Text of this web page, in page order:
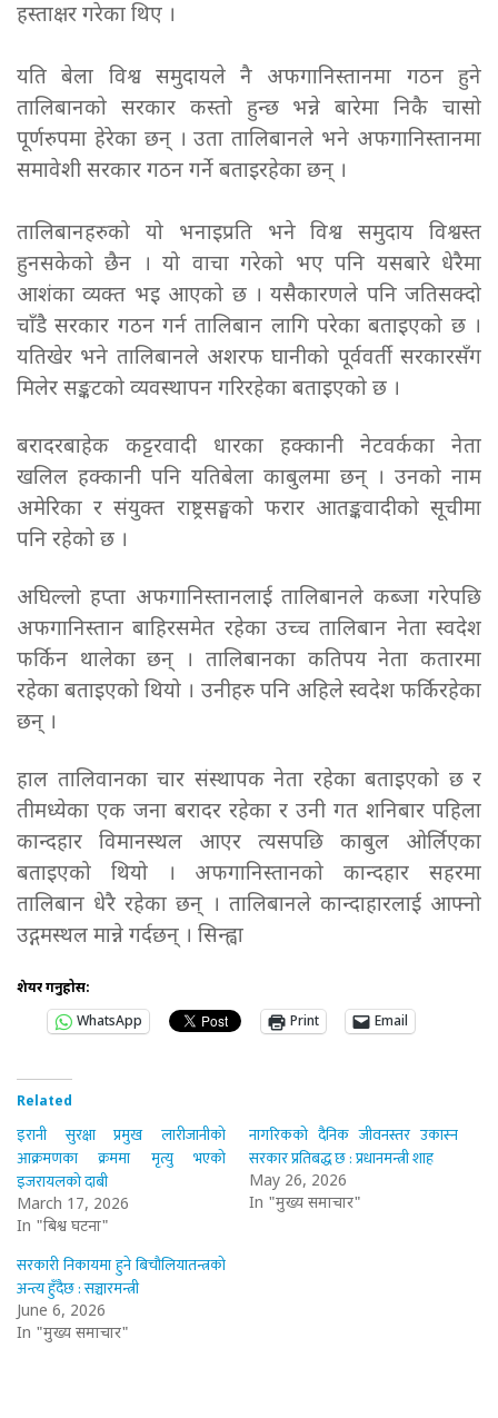
हस्ताक्षर गरेका थिए ।
यति बेला विश्व समुदायले नै अफगानिस्तानमा गठन हुने
तालिबानको सरकार कस्तो हुन्छ भन्ने बारेमा निकै चासो
पूर्णरुपमा हेरेका छन् । उता तालिबानले भने अफगानिस्तानमा
समावेशी सरकार गठन गर्ने बताइरहेका छन् ।
तालिबानहरुको यो भनाइप्रति भने विश्व समुदाय विश्वस्त
हुनसकेको छैन । यो वाचा गरेको भए पनि यसबारे धेरैमा
आशंका व्यक्त भइ आएको छ । यसैकारणले पनि जतिसक्दो
चाँडै सरकार गठन गर्न तालिबान लागि परेका बताइएको छ ।
यतिखेर भने तालिबानले अशरफ घानीको पूर्ववर्ती सरकारसँग
मिलेर सङ्कटको व्यवस्थापन गरिरहेका बताइएको छ ।
बरादरबाहेक कट्टरवादी धारका हक्कानी नेटवर्कका नेता
खलिल हक्कानी पनि यतिबेला काबुलमा छन् । उनको नाम
अमेरिका र संयुक्त राष्ट्रसङ्घको फरार आतङ्कवादीको सूचीमा
पनि रहेको छ ।
अघिल्लो हप्ता अफगानिस्तानलाई तालिबानले कब्जा गरेपछि
अफगानिस्तान बाहिरसमेत रहेका उच्च तालिबान नेता स्वदेश
फर्किन थालेका छन् । तालिबानका कतिपय नेता कतारमा
रहेका बताइएको थियो । उनीहरु पनि अहिले स्वदेश फर्किरहेका
छन् ।
हाल तालिवानका चार संस्थापक नेता रहेका बताइएको छ र
तीमध्येका एक जना बरादर रहेका र उनी गत शनिबार पहिला
कान्दहार विमानस्थल आएर त्यसपछि काबुल ओर्लिएका
बताइएको थियो । अफगानिस्तानको कान्दहार सहरमा
तालिबान धेरै रहेका छन् । तालिबानले कान्दाहारलाई आफ्नो
उद्गमस्थल मान्ने गर्दछन् । सिन्ह्वा
शेयर गर्नुहोस:
WhatsApp
Print Email
Related
इरानी सुरक्षा प्रमुख लारीजानीको
आक्रमणका क्रममा मृत्यु भएको
इजरायलको दाबी
March 17, 2026
In "बिश्व घटना"
नागरिकको दैनिक जीवनस्तर उकास्न
सरकार प्रतिबद्ध छ : प्रधानमन्त्री शाह
May 26, 2026
In "मुख्य समाचार"
सरकारी निकायमा हुने बिचौलियातन्त्रको
अन्त्य हुँदैछ : सञ्चारमन्त्री
June 6, 2026
In "मुख्य समाचार"